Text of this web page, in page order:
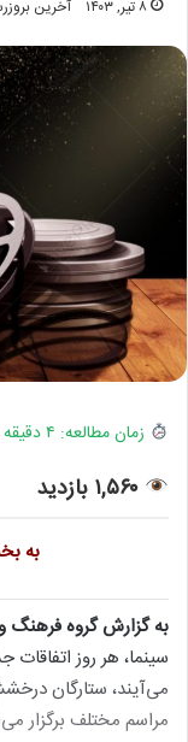
۸ تیر, ۱۴۰۳ آخرین بروزرسانی: ۲۸
زمان مطالعه: ۴ دقیقه و ۸ ثانیه
۱,۵۶۰ بازدید
به
به گزارش گروه فرهنگ
سینما، هر روز
می‌آیند، ستارگان
مراسم مختلف برگزار